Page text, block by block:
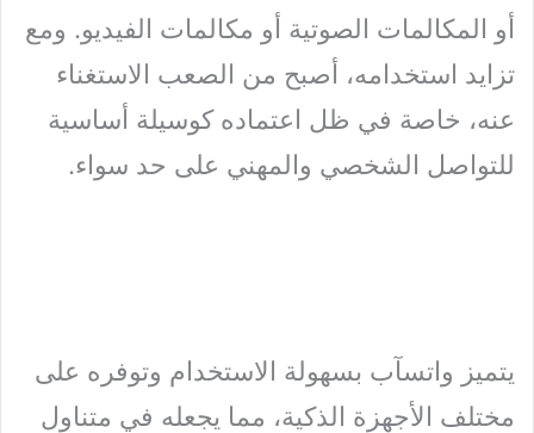
أو المكالمات الصوتية أو مكالمات الفيديو. ومع
تزايد استخدامه، أصبح من الصعب الاستغناء
عنه، خاصة في ظل اعتماده كوسيلة أساسية
للتواصل الشخصي والمهني على حد سواء.
يتميز واتسآب بسهولة الاستخدام وتوفره على
مختلف الأجهزة الذكية، مما يجعله في متناول